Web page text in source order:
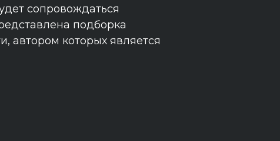
сопровождаться
подборка
автором которых является